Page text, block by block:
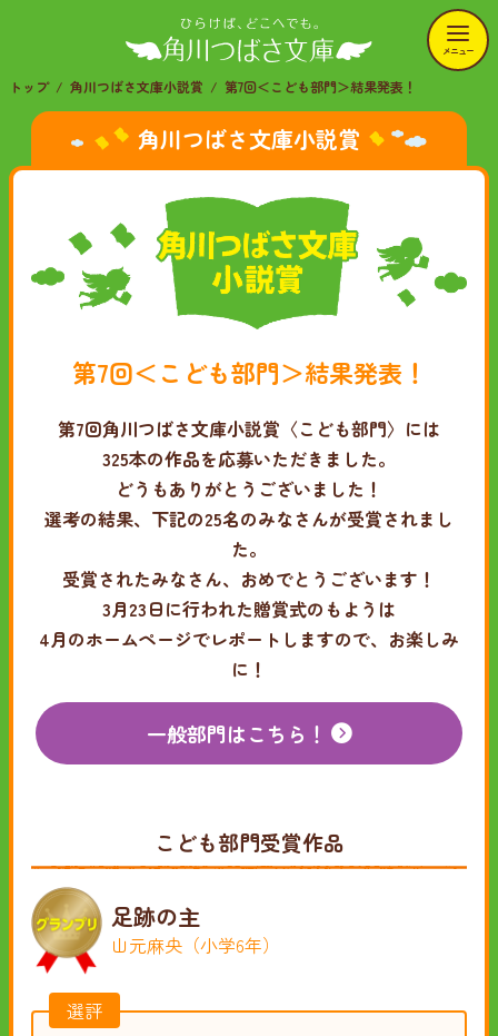
メニュー
トップ 角川つばさ文庫小説賞 第7回＜こども部門＞結果発表！
角川つばさ文庫小説賞
第7回＜こども部門＞結果発表！
第7回角川つばさ文庫小説賞〈こども部門〉には
325本の作品を応募いただきました。
どうもありがとうございました！
選考の結果、下記の25名のみなさんが受賞されまし
た。
受賞されたみなさん、おめでとうございます！
3月23日に行われた贈賞式のもようは
4月のホームページでレポートしますので、お楽しみ
に！
一般部門はこちら！
こども部門受賞作品
足跡の主
山元麻央（小学6年）
選評